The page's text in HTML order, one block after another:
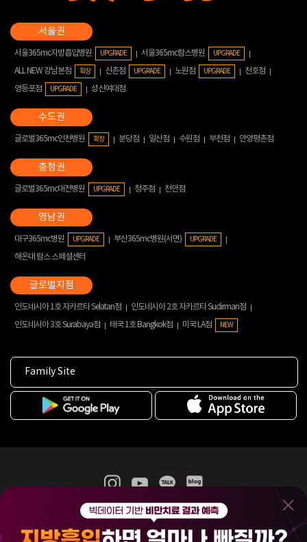
서울365mc지방흡입병원 UPGRADE 서울365mc람스병원 UPGRADE
ALL NEW 강남본점 확장 신촌점 UPGRADE 노원점 UPGRADE
천호점
영등포점
UPGRADE 성신여대점
글로벌365mc인천병원 확장 분당점 일산점 수원점 부천점 안양평촌점
글로벌365mc대전병원 UPGRADE 청주점 천안점
대구365mc병원 UPGRADE 부산365mc병원(서면) UPGRADE
해운대 람스 스페셜센터
인도네시아 1호 자카르타 Selatan점
인도네시아 2호 자카르타 Sudirman점
인도네시아 3호 Surabaya점
태국 1호 Bangkok점 미국 LA점 NEW
Family Site
365mc 병·의원 이용약관
홈페이지 이용약관
비급여진료수가